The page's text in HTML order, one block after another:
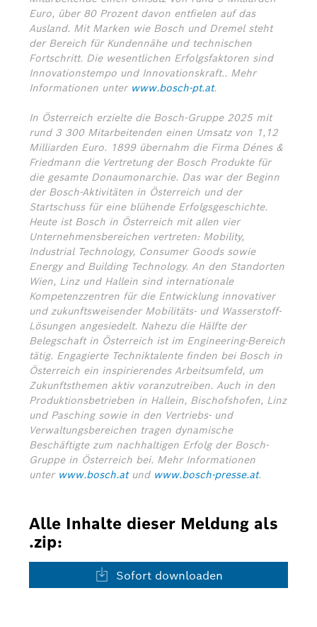
Euro, über 80 Prozent davon entfielen auf das
Ausland. Mit Marken wie Bosch und Dremel steht
der Bereich für Kundennähe und technischen
Fortschritt. Die wesentlichen Erfolgsfaktoren sind
Innovationstempo und Innovationskraft.. Mehr
Informationen unter www.bosch-pt.at.
In Österreich erzielte die Bosch-Gruppe 2025 mit
rund 3 300 Mitarbeitenden einen Umsatz von 1,12
Milliarden Euro. 1899 übernahm die Firma Dénes &
Friedmann die Vertretung der Bosch Produkte für
die gesamte Donaumonarchie. Das war der Beginn
der Bosch-Aktivitäten in Österreich und der
Startschuss für eine blühende Erfolgsgeschichte.
Heute ist Bosch in Österreich mit allen vier
Unternehmensbereichen vertreten: Mobility,
Industrial Technology, Consumer Goods sowie
Energy and Building Technology. An den Standorten
Wien, Linz und Hallein sind internationale
Kompetenzzentren für die Entwicklung innovativer
und zukunftsweisender Mobilitäts- und Wasserstoff-
Lösungen angesiedelt. Nahezu die Hälfte der
Belegschaft in Österreich ist im Engineering-Bereich
tätig. Engagierte Techniktalente finden bei Bosch in
Österreich ein inspirierendes Arbeitsumfeld, um
Zukunftsthemen aktiv voranzutreiben. Auch in den
Produktionsbetrieben in Hallein, Bischofshofen, Linz
und Pasching sowie in den Vertriebs- und
Verwaltungsbereichen tragen dynamische
Beschäftigte zum nachhaltigen Erfolg der Bosch-
Gruppe in Österreich bei. Mehr Informationen
unter www.bosch.atund www.bosch-presse.at.
Alle Inhalte dieser Meldung als
.zip:
Sofort downloaden